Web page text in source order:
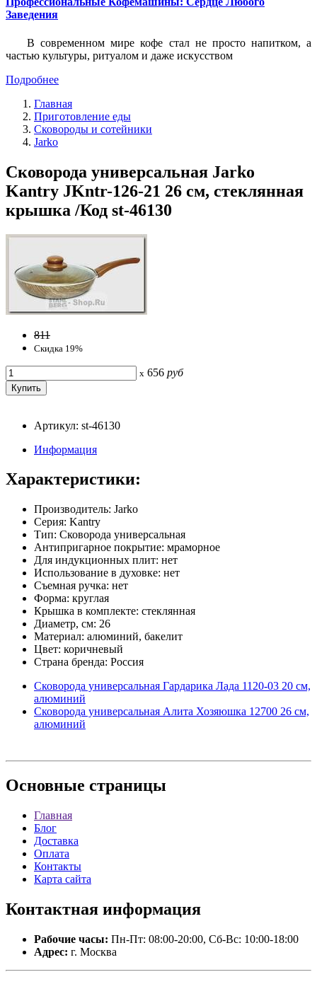
Заведения
В современном мире кофе стал не просто напитком, а
частью культуры, ритуалом и даже искусством
Подробнее
Главная
Приготовление еды
Сковороды и сотейники
Jarko
Сковорода универсальная Jarko
Kantry JKntr-126-21 26 см, стеклянная
крышка /Код st-46130
811
Скидка 19%
x 656 руб
Артикул: st-46130
Информация
Характеристики:
Производитель: Jarko
Серия: Kantry
Тип: Сковорода универсальная
Антипригарное покрытие: мраморное
Для индукционных плит: нет
Использование в духовке: нет
Съемная ручка: нет
Форма: круглая
Крышка в комплекте: стеклянная
Диаметр, см: 26
Материал: алюминий, бакелит
Цвет: коричневый
Страна бренда: Россия
Сковорода универсальная Гардарика Лада 1120-03 20 см,
алюминий
Сковорода универсальная Алита Хозяюшка 12700 26 см,
алюминий
Основные страницы
Главная
Блог
Доставка
Оплата
Контакты
Карта сайта
Контактная информация
Рабочие часы: Пн-Пт: 08:00-20:00, Сб-Вс: 10:00-18:00
Адрес: г. Москва